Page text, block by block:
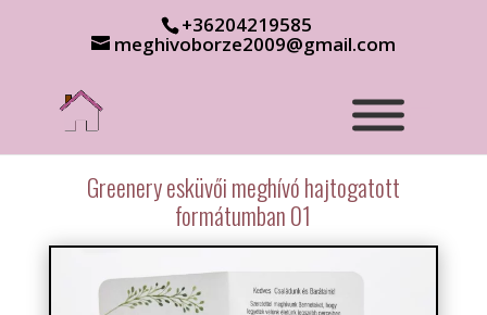
+36204219585
meghivoborze2009@gmail.com
Greenery esküvői meghívó hajtogatott
formátumban 01